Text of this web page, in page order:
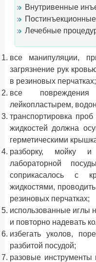
Внутривенные
Лечебные
все манипуляции,
загрязнение рук
в резиновых перчатках;
все
лейкопластырем,
транспортировка
жидкостей должна
герметическими
разборку, мойку и
лабораторной
соприкасалось с
жидкостями,
резиновых перчатках;
использованные иглы
и повторно надевать
избегать уколов,
разбитой посудой;
разовые